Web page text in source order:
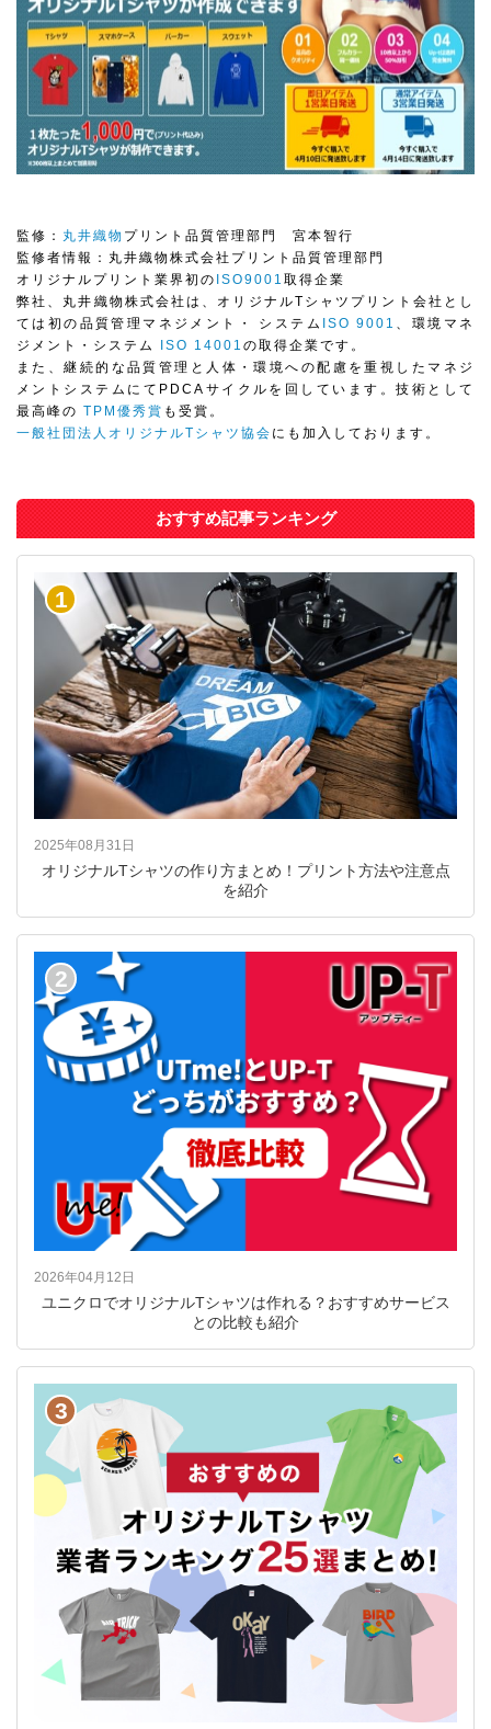
監修： 丸井織物 プリント品質管理部門 宮本智行
監修者情報：丸井織物株式会社プリント品質管理部門
オリジナルプリント業界初の ISO9001 取得企業
弊社、丸井織物株式会社は、オリジナルTシャツプリント会社とし
ては初の品質管理マネジメント・ システム ISO 9001
、環境マネ
ジメント・システム ISO 14001 の取得企業です。
また、継続的な品質管理と人体・環境への配慮を重視したマネジ
メントシステムにてPDCAサイクルを回しています。技術として
最高峰の TPM優秀賞 も受賞。
一般社団法人オリジナルTシャツ協会 にも加入しております。
おすすめ記事ランキング
1
2025年08月31日
オリジナルTシャツの作り方まとめ！プリント方法や注意点
を紹介
2
2026年04月12日
ユニクロでオリジナルTシャツは作れる？おすすめサービス
との比較も紹介
3